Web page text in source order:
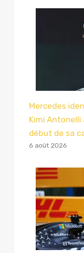
Mercedes
Kimi Antonelli
début de sa
6 août 2026